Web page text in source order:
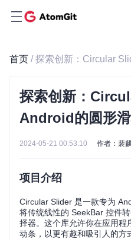
首页
探索创新：
Android的圆形
2024-05-21 00:53:10 作者：裴
项目介绍
Circular Slider 是一款专为
将传统线性的 SeekBar 控件
择器。这个库允许你在应用程
动条，以更有趣和吸引人的方